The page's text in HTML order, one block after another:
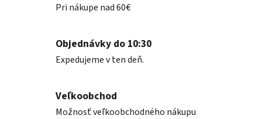
Pri nákupe nad 60€
Objednávky do 10:30
Expedujeme v ten deň.
Veľkoobchod
Možnosť veľkoobchodného nákupu